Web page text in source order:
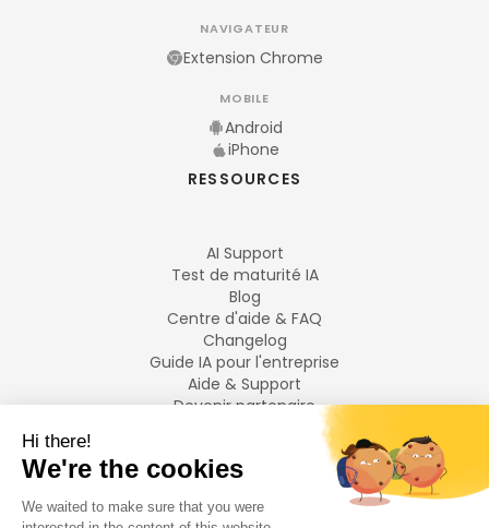
NAVIGATEUR
Extension Chrome
MOBILE
Android
iPhone
RESSOURCES
AI Support
Test de maturité IA
Blog
Centre d'aide & FAQ
Changelog
Guide IA pour l'entreprise
Aide & Support
Devenir partenaire
LANGUES